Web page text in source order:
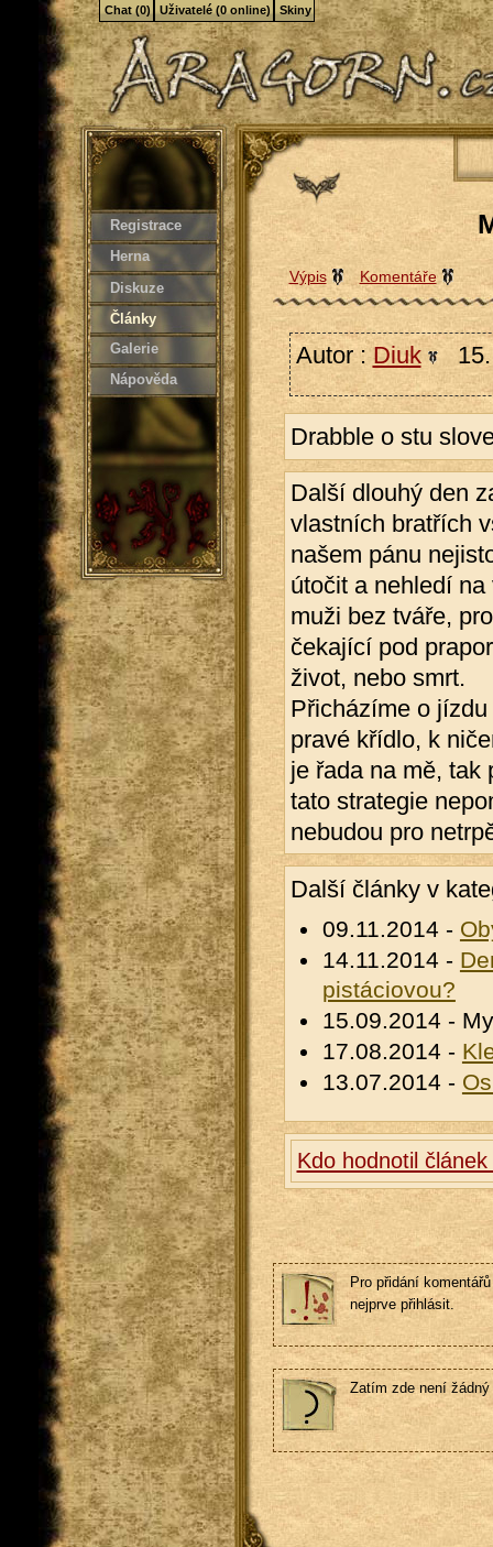
Registrace
Herna
Diskuze
Články
Galerie
Nápověda
Výpis Komentáře
Autor : Diuk 15.
Drabble o stu
Další dlouhý den
vlastních bratřích
našem pánu
útočit a nehledí
muži bez tváře,
čekající pod
život, nebo smrt.
Přicházíme o
pravé křídlo, k
je řada na mě, tak
tato strategie
nebudou pro
Další články v
09.11.2014 -
14.11.2014 -
pistáciovou?
15.09.2014 -
17.08.2014 -
13.07.2014 -
Kdo hodnotil
Pro přidání
nejprve přihlásit.
Zatím zde není žádný
Chat (0) Uživatelé (0 online) Skiny